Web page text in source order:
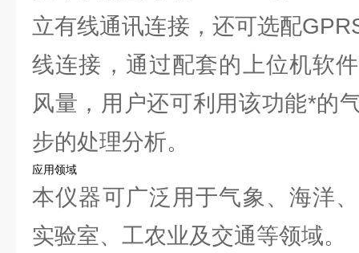
立有线通讯连接，还可选配
线连接，通过配套的上位机软
风量，用户还可利用该功能*的
步的处理分析。
应用领域
本仪器可广泛用于气象、海洋
实验室、工农业及交通等领域。